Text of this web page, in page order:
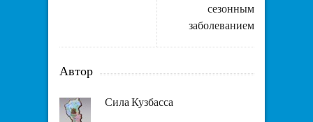
сезонным
заболеванием
Автор
Сила Кузбасса